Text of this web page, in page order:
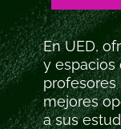
En UED,
y espacios
mejores
a sus